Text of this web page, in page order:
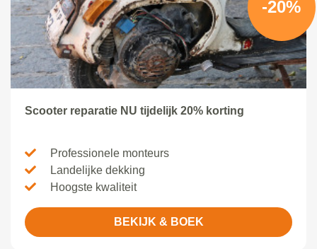
-20%
Scooter reparatie NU tijdelijk 20% korting
Professionele monteurs
Landelijke dekking
Hoogste kwaliteit
BEKIJK & BOEK